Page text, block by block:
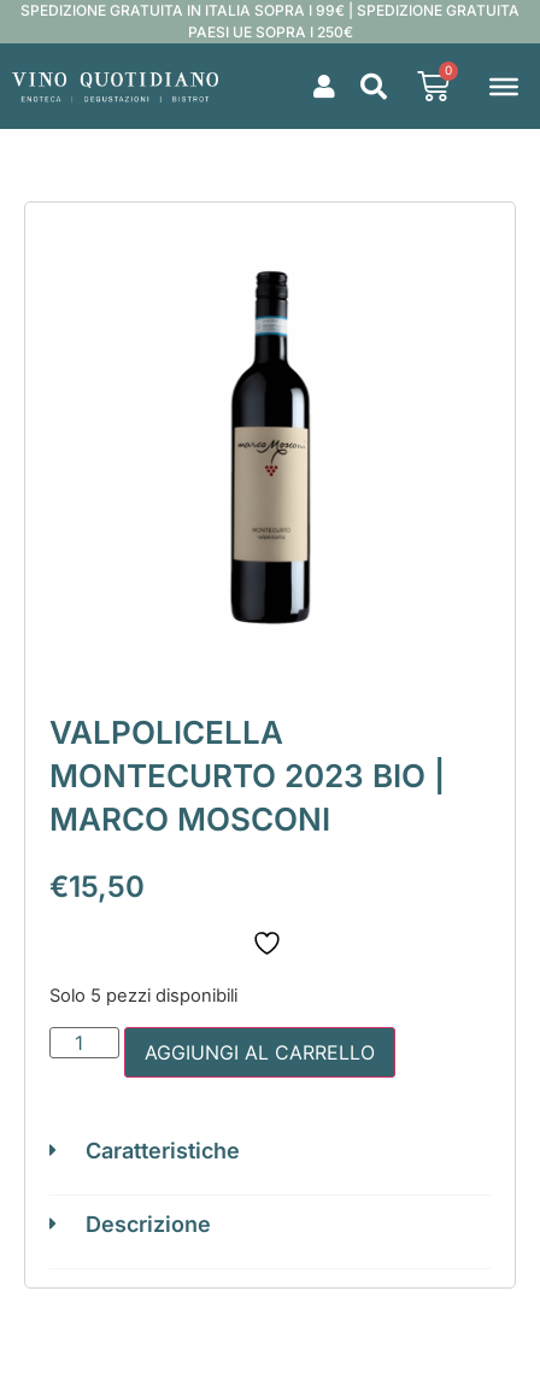
SPEDIZIONE GRATUITA IN ITALIA SOPRA I 99€ | SPEDIZIONE GRATUITA
PAESI UE SOPRA I 250€
0
VALPOLICELLA
MONTECURTO 2023 BIO |
MARCO MOSCONI
€15,50
Solo 5 pezzi disponibili
AGGIUNGI AL CARRELLO
Caratteristiche
Descrizione